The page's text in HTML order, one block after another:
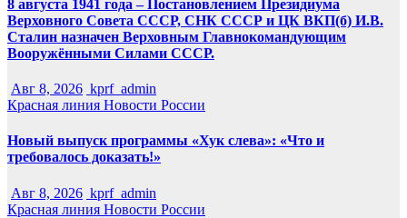
8 августа 1941 года – Постановлением Президиума
Верховного Совета СССР, СНК СССР и ЦК ВКП(б) И.В.
Сталин назначен Верховным Главнокомандующим
Вооружёнными Силами СССР.
Авг 8, 2026 kprf_admin
Красная линия Новости России
Новый выпуск программы «Хук слева»: «Что и
требовалось доказать!»
Авг 8, 2026 kprf_admin
Красная линия Новости России